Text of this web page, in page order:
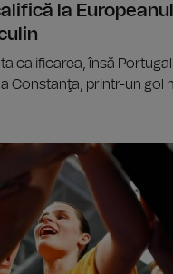
la
calificarea, însă
Constanţa, printr-un gol
calificată la